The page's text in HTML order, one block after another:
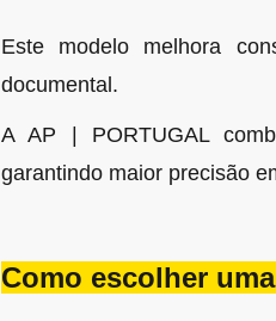
Este modelo melhora
documental.
A AP | PORTUGAL
garantindo maior precisão
Como escolher